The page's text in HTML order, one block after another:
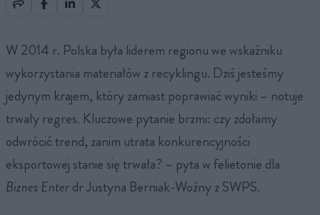
W 2014 r. Polska była liderem regionu we wskaźniku
wykorzystania materiałów z recyklingu. Dziś jesteśmy
jedynym krajem, który zamiast poprawiać wyniki – notuje
trwały regres. Kluczowe pytanie brzmi: czy zdołamy
odwrócić trend, zanim utrata konkurencyjności
eksportowej stanie się trwała? – pyta w felietonie dla
Biznes Enterdr Justyna Berniak-Woźny z SWPS.